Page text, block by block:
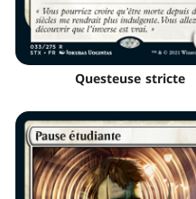
Questeuse stricte